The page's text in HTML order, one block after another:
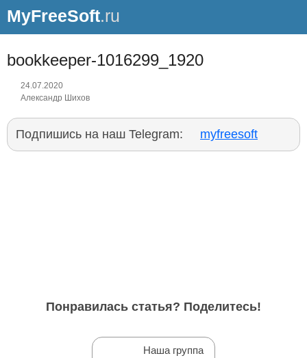
MyFreeSoft.ru
bookkeeper-1016299_1920
24.07.2020
Александр Шихов
Подпишись на наш Telegram: myfreesoft
Понравилась статья? Поделитесь!
Наша группа